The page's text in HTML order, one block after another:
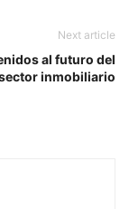
Next article
al futuro del
inmobiliario